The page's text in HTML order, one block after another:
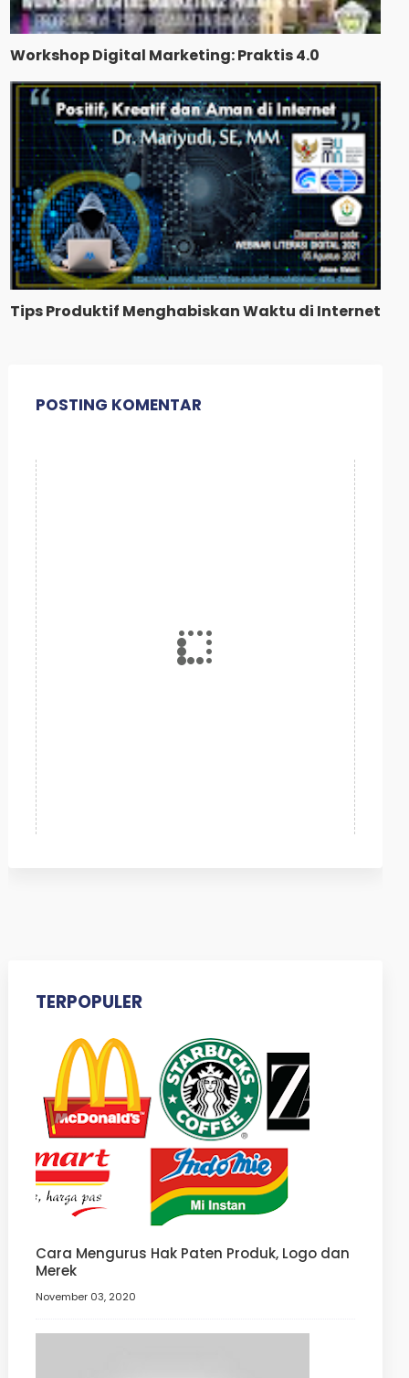
Workshop Digital Marketing: Praktis 4.0
Tips Produktif Menghabiskan Waktu di Internet
POSTING KOMENTAR
TERPOPULER
Cara Mengurus Hak Paten Produk, Logo dan
Merek
November 03, 2020